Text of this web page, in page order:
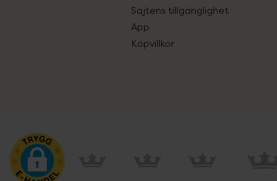
Sajtens tillgänglighet
App
Köpvillkor